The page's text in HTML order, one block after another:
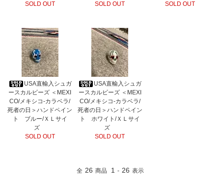
SOLD OUT
SOLD OUT
SOLD OUT
USA直輸入シュガ
ースカルビーズ ＜MEXI
CO/メキシコ-カラベラ/
死者の日＞ハンドペイン
ト ブルー/ＸＬサイ
ズ
SOLD OUT
USA直輸入シュガ
ースカルビーズ ＜MEXI
CO/メキシコ-カラベラ/
死者の日＞ハンドペイン
ト ホワイト/ＸＬサイ
ズ
SOLD OUT
全 26 商品 1 - 26 表示